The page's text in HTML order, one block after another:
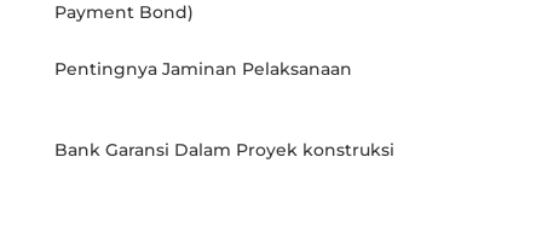
Payment Bond)
Pentingnya Jaminan Pelaksanaan
Bank Garansi Dalam Proyek konstruksi